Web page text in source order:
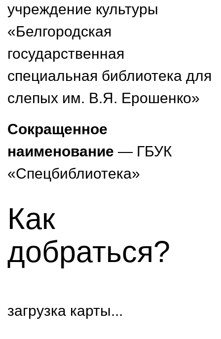
учреждение культуры
«Белгородская
государственная
специальная библиотека для
слепых им. В.Я. Ерошенко»
Сокращенное
наименование — ГБУК
«Спецбиблиотека»
Как
добраться?
загрузка карты...